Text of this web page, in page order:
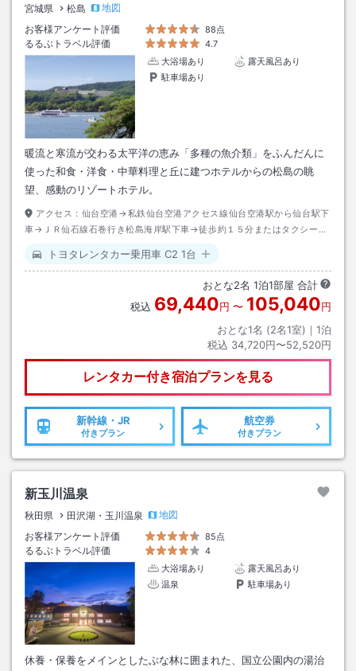
宮城県 松島
地図
お客様アンケート評価
88点
るるぶトラベル評価
4.7
大浴場あり
露天風呂あり
駐車場あり
暖流と寒流が交わる太平洋の恵み「多種の魚介類」をふんだんに
使った和食・洋食・中華料理と丘に建つホテルからの松島の眺
望、感動のリゾートホテル。
アクセス： 仙台空港→私鉄仙台空港アクセス線仙台空港駅から仙台駅下
車→ＪＲ仙石線石巻行き松島海岸駅下車→徒歩約１５分またはタクシー約
トヨタレンタカー乗用車 C2 1台
おとな2名 1泊1部屋 合計
税込 69,440円 〜 105,040円
おとな1名 (2名1室)｜ 1泊
税込 34,720円〜52,520円
レンタカー付き宿泊プランを見る
新幹線・JR
付きプラン
航空券
付きプラン
新玉川温泉
秋田県 田沢湖・玉川温泉
地図
お客様アンケート評価
85点
るるぶトラベル評価
4
大浴場あり
露天風呂あり
温泉
駐車場あり
休養・保養をメインとしたぶな林に囲まれた、国立公園内の湯治